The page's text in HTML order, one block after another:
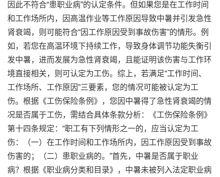
因此不符合“患职业病”的认定条件。但如果您是在工作时间
和工作场所内，因高温作业等工作原因导致中暑并引发急性
肾衰竭，则可能符合“因工作原因受到事故伤害”的情形。例
如，若您在高温环境下持续工作，导致身体调节功能失衡引
发中暑，进而发展为急性肾衰竭，且能证明该伤害与工作环
境直接相关，则可认定为工伤。综上，若满足“工作时间、
工作场所、工作原因”三要素，您的情况可能被认定为工
伤。根据《工伤保险条例》，您因中暑得了急性肾衰竭的情
况是否属于工伤，需结合具体条款分析：《工伤保险条例》
第十四条规定：“职工有下列情形之一的，应当认定为工
伤：（一）在工作时间和工作场所内，因工作原因受到事故
伤害的；（二）患职业病的。”首先，中暑是否属于职业
病？根据《职业病分类和目录》，中暑未被列入法定职业病